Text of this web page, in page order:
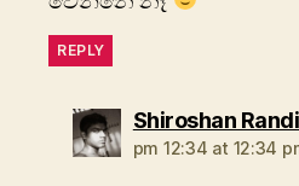
REPLY
Shiroshan
pm 12:34 at 12:34